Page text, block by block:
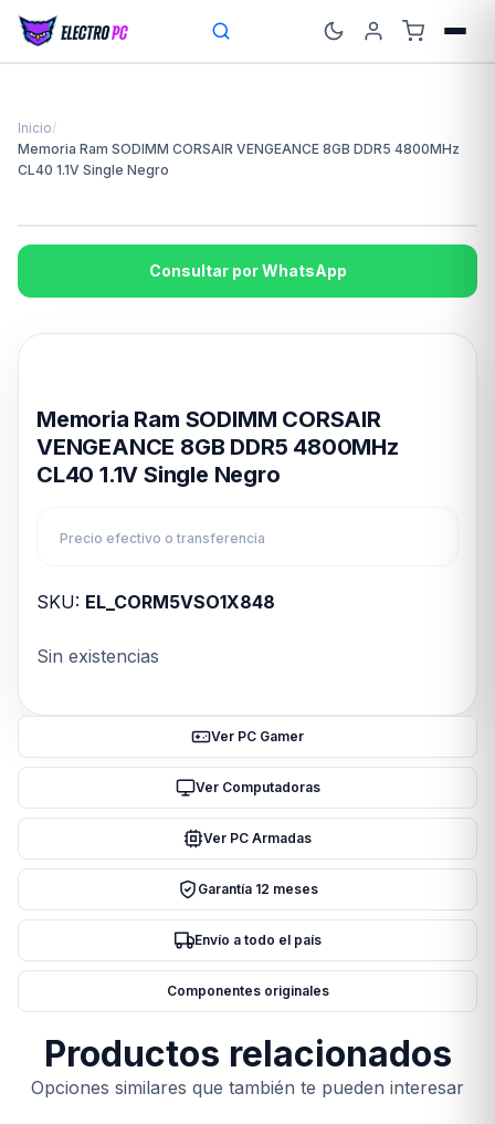
Inicio/
Memoria Ram SODIMM CORSAIR VENGEANCE 8GB DDR5 4800MHz
CL40 1.1V Single Negro
Consultar por WhatsApp
Memoria Ram SODIMM CORSAIR
VENGEANCE 8GB DDR5 4800MHz
CL40 1.1V Single Negro
Precio efectivo o transferencia
SKU: EL_CORM5VSO1X848
Sin existencias
Ver PC Gamer
Ver Computadoras
Ver PC Armadas
Garantía 12 meses
Envío a todo el país
Componentes originales
Productos relacionados
Opciones similares que también te pueden interesar